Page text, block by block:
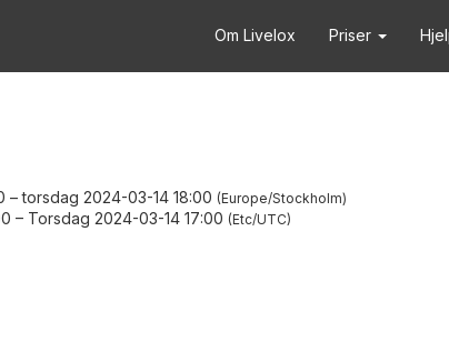
Om Livelox Priser
–torsdag 2024-03-14 18:00 Europe/Stockholm
– Torsdag 2024-03-14 17:00 Etc/UTC